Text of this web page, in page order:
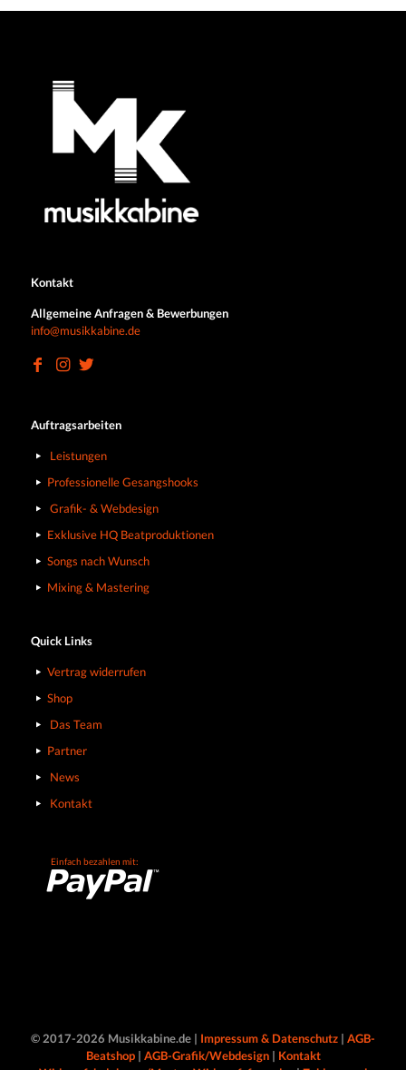
Kontakt
Allgemeine Anfragen & Bewerbungen
info@musikkabine.de
Auftragsarbeiten
Leistungen
Professionelle Gesangshooks
Grafik- & Webdesign
Exklusive HQ Beatproduktionen
Songs nach Wunsch
Mixing & Mastering
Quick Links
Vertrag widerrufen
Shop
Das Team
Partner
News
Kontakt
Einfach bezahlen mit:
© 2017-2026 Musikkabine.de | Impressum & Datenschutz | AGB-
Beatshop| AGB-Grafik/Webdesign| Kontakt